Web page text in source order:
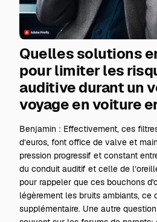
Quelles solutions
pour limiter les
auditive durant un
voyage en voiture
Benjamin : Effectivement, ces
d’euros, font office de valve et
pression progressif et constant
du conduit auditif et celle de
pour rappeler que ces bouchons
légèrement les bruits ambiants, ce
supplémentaire. Une autre